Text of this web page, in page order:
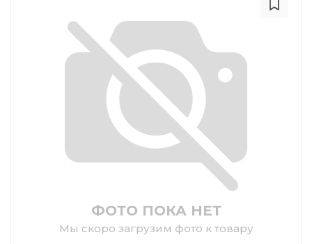
ФОТО ПОКА НЕТ
Мы скоро загрузим фото к товару